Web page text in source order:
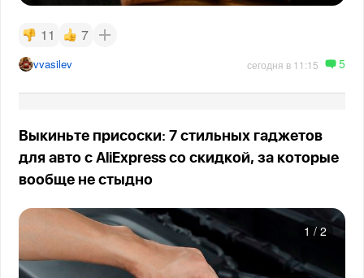
11 7
vvasilev сегодня в 11:15 5
Выкиньте присоски: 7 стильных гаджетов
для авто с AliExpress со скидкой, за которые
вообще не стыдно
1 / 2